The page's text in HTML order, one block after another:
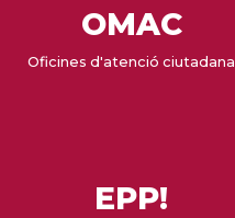
OMAC
Oficines d'atenció ciutadana
EPP!